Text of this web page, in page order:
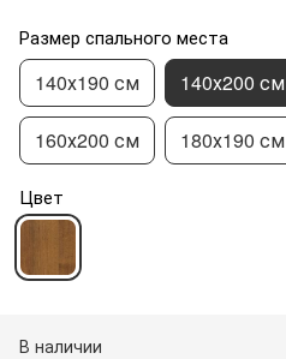
Размер спального места
140х190 см 140х200 см
160х200 см 180х190 см
Цвет
В наличии